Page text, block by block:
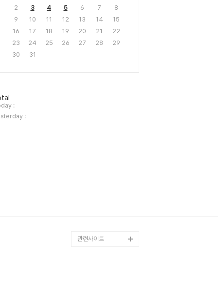
2
3 4 5 6 7
8
9
10 11 12 13 14
15
16
17 18 19 20 21
22
23
24 25 26 27 28
29
30
31
:
:
관련사이트